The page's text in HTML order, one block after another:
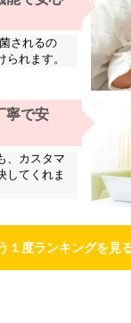
されるの
れます。
寧で安
、カスタマ
してくれま
１度ランキングを見